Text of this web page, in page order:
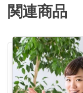
関連商品